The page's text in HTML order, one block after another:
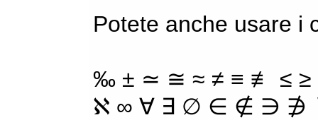
Potete anche usare i
‰ ± ≃ ≅ ≈ ≠ ≡ ≢ ≤
ℵ ∞ ∀ ∃ ∅ ∈ ∉ ∋ ∌